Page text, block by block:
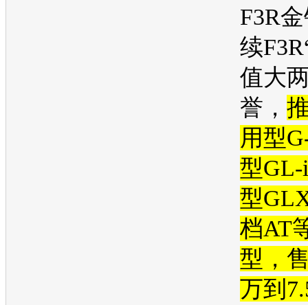
F3R
续F3R
值大
誉，
用型
型
型
档AT
型 ，
万到